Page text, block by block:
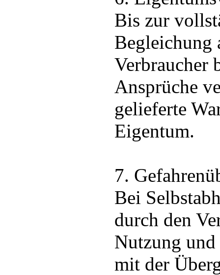
Bis zur
Begleichung
Verbraucher
Ansprüche
gelieferte
Eigentum.
7.
Bei
durch den
Nutzung und
mit der